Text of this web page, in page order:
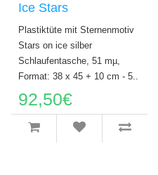
Ice Stars
Plastiktüte mit Sternenmotiv
Stars on ice silber
Schlaufentasche, 51 mµ,
Format: 38 x 45 + 10 cm - 5..
92,50€